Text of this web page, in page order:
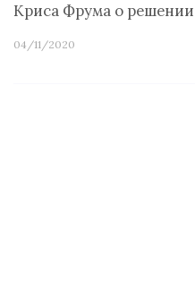
Криса Фрума о
04/11/2020